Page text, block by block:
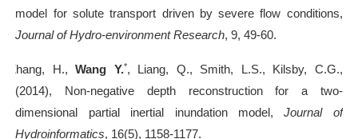
model for solute transport driven by severe flow conditions,
Journal of Hydro-environment Research, 9, 49-60.
Zhang, H.,Wang Y.*, Liang, Q., Smith, L.S., Kilsby, C.G.,
(2014), Non-negative depth reconstruction for a two-
dimensional partial inertial inundation model,Journal of
Hydroinformatics, 16(5), 1158-1177.